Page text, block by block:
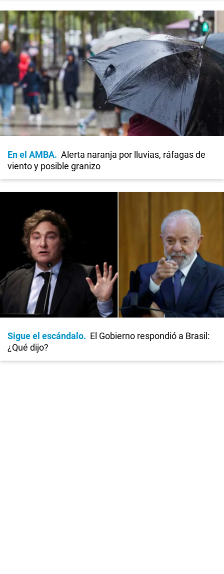
En el AMBA
Alerta naranja por lluvias, ráfagas de
viento y posible granizo
Sigue el escándalo
El Gobierno respondió a Brasil:
¿Qué dijo?